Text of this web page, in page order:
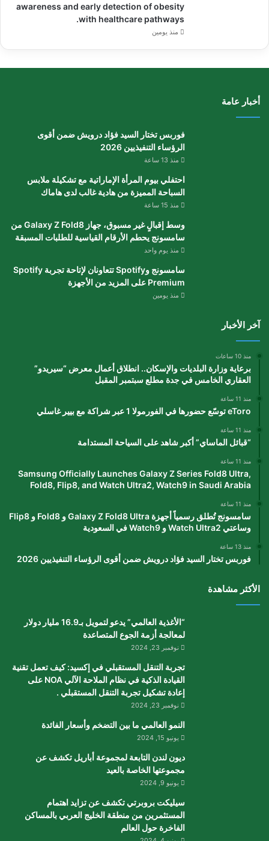
awareness and early detection of obesity
with healthcare pathways.
منذ يومين
أخبار عامة
فوربس تختار السيد فؤاد درويش ضمن أقوى
الرؤساء التنفيذيين 2026
منذ 13 ساعة
احتفلي بيوم المرأة الإماراتية مع تشكيلة ملابس
السباحة المميزة من هادية غالب لدى هاماك
منذ 15 ساعة
وسط إقبالٍ غير مسبوق، جهاز Galaxy Z Fold8 من
سامسونج يحطم الأرقام القياسية للطلبات المسبقة
منذ يوم واحد
سامسونج وSpotify تتعاونان لإتاحة تجربة Spotify
Premium على المزيد من الأجهزة
منذ يومين
آخر الأخبار
منذ 10 ساعات
برعاية وزارة البلديات والإسكان.. انطلاق أعمال معرض “سيريدو”
العقاري الخامس في جدة مطلع سبتمبر المقبل
منذ 11 ساعة
eToro توسّع حضورها في الفورمولا 1 عبر شراكة مع بيير غاسلي
منذ 11 ساعة
“قبائل الماساي” أكبر شاهد على السياحة المستدامة
منذ 11 ساعة
Samsung Officially Launches Galaxy Z Series Fold8 Ultra,
Fold8, Flip8, and Watch Ultra2, Watch9 in Saudi Arabia
منذ 11 ساعة
سامسونج تُطلق رسمياً أجهزة Galaxy Z Fold8 Ultra و Fold8 و Flip8
وساعتي Watch Ultra2 و Watch9 في السعودية
منذ 13 ساعة
فوربس تختار السيد فؤاد درويش ضمن أقوى الرؤساء التنفيذيين 2026
الأكثر مشاهدة
“الأغذية العالمي” يدعو لتمويل بـ16.9 مليار دولار
لمعالجة أزمة الجوع المتصاعدة
نوفمبر 23, 2024
تجربة التنقل المستقبلي في إكسيد: كيف تعمل تقنية
القيادة الذكية في نظام الملاحة الآلي NOA على
إعادة تشكيل تجربة التنقل المستقبلي .
نوفمبر 23, 2024
النمو العالمي ما بين التضخم وأسعار الفائدة
يونيو 15, 2024
ديون لندن التابعة لمجموعة أباريل تكشف عن
مجموعتها الخاصة بالعيد
يونيو 9, 2024
سيليكت بروبرتي تكشف عن تزايد اهتمام
المستثمرين من منطقة الخليج العربي بالمساكن
الفاخرة حول العالم